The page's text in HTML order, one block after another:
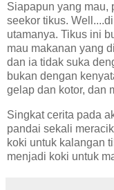
Siapapun yang mau,
seekor tikus.
utamanya. Tikus ini
mau makanan yang
dan ia tidak suka
bukan dengan
gelap dan kotor, dan
Singkat cerita pada
pandai sekali
koki untuk kalangan
menjadi koki untuk